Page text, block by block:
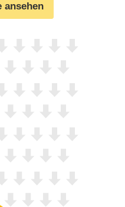
ansehen